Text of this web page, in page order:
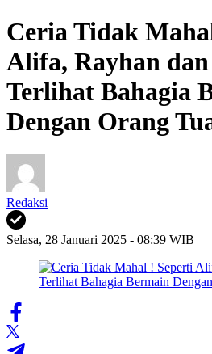
Ceria Tidak
Alifa, Rayhan
Terlihat Bahagia
Dengan Orang
Redaksi
Selasa, 28 Januari 2025 - 08:39 WIB